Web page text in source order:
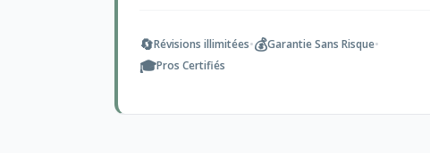
🔄Révisions illimitées•💰Garantie Sans Risque•
🎓Pros Certifiés